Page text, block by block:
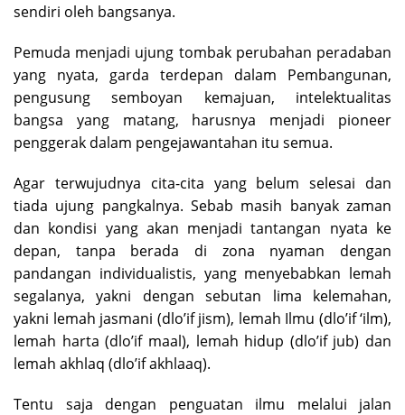
sendiri oleh bangsanya.
Pemuda menjadi ujung tombak perubahan peradaban
yang nyata, garda terdepan dalam Pembangunan,
pengusung semboyan kemajuan, intelektualitas
bangsa yang matang, harusnya menjadi pioneer
penggerak dalam pengejawantahan itu semua.
Agar terwujudnya cita-cita yang belum selesai dan
tiada ujung pangkalnya. Sebab masih banyak zaman
dan kondisi yang akan menjadi tantangan nyata ke
depan, tanpa berada di zona nyaman dengan
pandangan individualistis, yang menyebabkan lemah
segalanya, yakni dengan sebutan lima kelemahan,
yakni lemah jasmani (dlo’if jism), lemah Ilmu (dlo’if ‘ilm),
lemah harta (dlo’if maal), lemah hidup (dlo’if jub) dan
lemah akhlaq (dlo’if akhlaaq).
Tentu saja dengan penguatan ilmu melalui jalan